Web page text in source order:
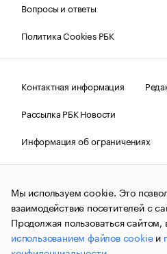
Вопросы и ответы
Политика Cookies РБК
Контактная информация
Рассылка РБК Новости
Информация об ограничениях
Правовая информация
О
© АО
и материалы информационного
(зарегистрировано Федеральной
связи, информационных
коммуникаций (Роскомнадзор)
№ФС77-63848) сопровождаются
Мы используем cookie. Это
взаимодействие посетителей с
Продолжая пользоваться
использованием файлов cookieи